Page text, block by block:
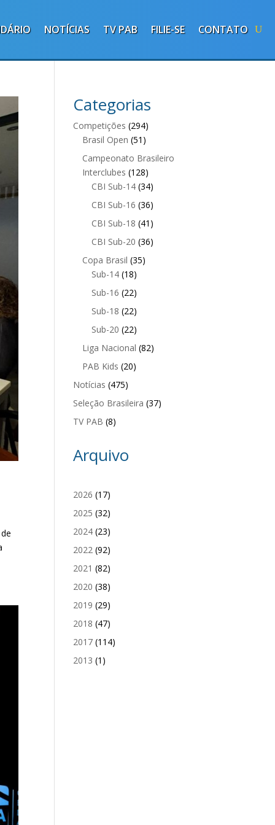
NOTÍCIAS TV PAB FILIE-SE CONTATO
Categorias
Competições (294)
Brasil Open (51)
Campeonato Brasileiro
Interclubes (128)
CBI Sub-14 (34)
CBI Sub-16 (36)
CBI Sub-18 (41)
CBI Sub-20 (36)
Copa Brasil (35)
Sub-14 (18)
Sub-16 (22)
Sub-18 (22)
Sub-20 (22)
Liga Nacional (82)
PAB Kids (20)
Notícias (475)
Seleção Brasileira (37)
TV PAB (8)
Arquivo
2026 (17)
2025 (32)
2024 (23)
2022 (92)
2021 (82)
2020 (38)
2019 (29)
2018 (47)
2017 (114)
2013 (1)